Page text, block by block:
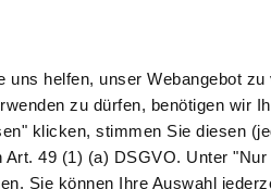
uns helfen, unser Webangebot
zu dürfen, benötigen wir
klicken, stimmen Sie diesen
49 (1) (a) DSGVO. Unter
Sie können Ihre Auswahl
Naturheilkunde Eltern & Kind